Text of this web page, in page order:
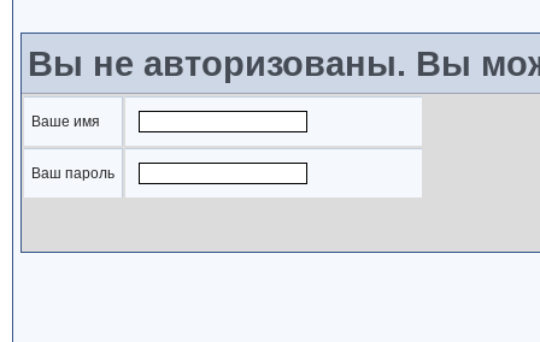
Вы не авторизованы. Вы
Ваше имя
Ваш пароль